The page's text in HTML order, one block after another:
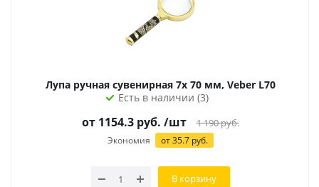
Лупа ручная сувенирная 7х 70 мм, Veber L70
Есть в наличии (3)
от 1154.3 руб. /шт 1 190руб.
Экономия от 35.7 руб.
В корзину